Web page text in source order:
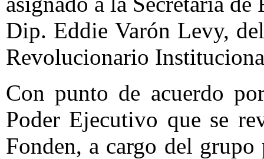
Dip. Eddie Varón Levy,
Revolucionario
Con punto de acuerdo
Poder Ejecutivo que se
Fonden, a cargo del